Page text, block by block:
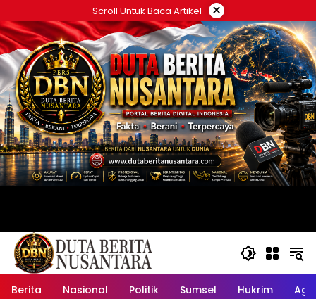
ke
konten
Scroll Untuk Baca Artikel ×
Berita Nasional Politik Sumsel Hukrim